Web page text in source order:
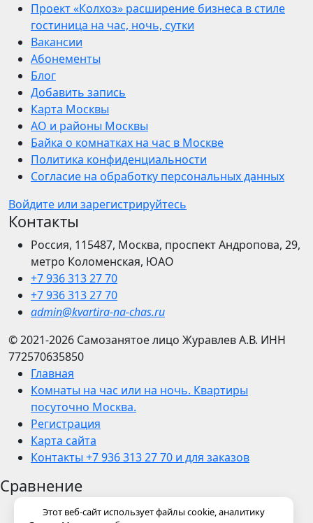
Проект «Колхоз» расширение бизнеса в стиле
гостиница на час, ночь, сутки
Вакансии
Абонементы
Блог
Добавить запись
Карта Москвы
АО и районы Москвы
Байка о комнатках на час в Москве
Политика конфиденциальности
Согласие на обработку персональных данных
Войдите или зарегистрируйтесь
Контакты
Россия, 115487, Москва, проспект Андропова, 29,
метро Коломенская, ЮАО
+7 936 313 27 70
+7 936 313 27 70
admin@kvartira-na-chas.ru
© 2021-2026 Самозанятое лицо Журавлев А.В. ИНН
772570635850
Главная
Комнаты на час или на ночь. Квартиры
посуточно Москва.
Регистрация
Карта сайта
Контакты +7 936 313 27 70 и для заказов
Сравнение
Этот веб-сайт использует файлы cookie, аналитику